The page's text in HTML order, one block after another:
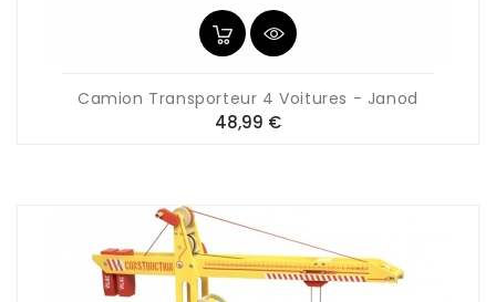
Camion Transporteur 4 Voitures - Janod
48,99 €Prix